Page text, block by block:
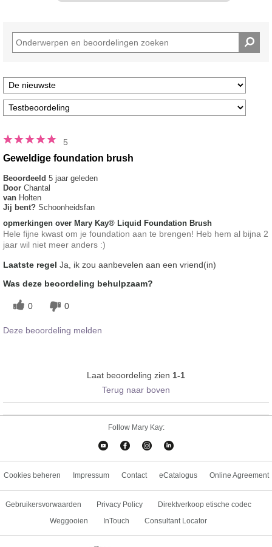
5
Geweldige foundation brush
Beoordeeld 5 jaar geleden
Door Chantal
van Holten
Jij bent? Schoonheidsfan
opmerkingen over Mary Kay® Liquid Foundation Brush
Hele fijne kwast om je foundation aan te brengen! Heb hem al bijna 2
jaar wil niet meer anders :)
Laatste regel Ja, ik zou aanbevelen aan een vriend(in)
Was deze beoordeling behulpzaam?
0 0
Deze beoordeling melden
Laat beoordeling zien 1-1
Terug naar boven
Follow Mary Kay:
Cookies beheren Impressum Contact eCatalogus Online Agreement
Gebruikersvorwaarden Privacy Policy
Direktverkoop etische codec
Weggooien
InTouch Consultant Locator